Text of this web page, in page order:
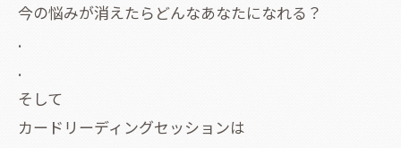
今の悩みが消えたらどんなあなたになれる？
.
.
そして
カードリーディングセッションは